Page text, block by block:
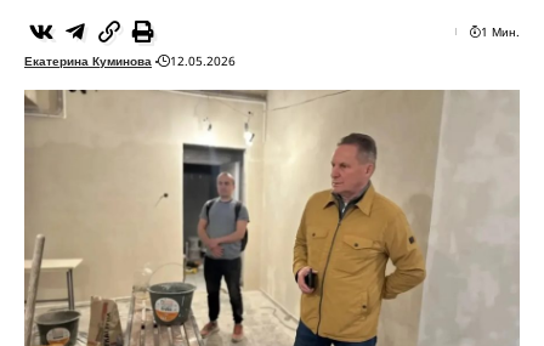
Екатерина Куминова 12.05.2026
1 Мин.